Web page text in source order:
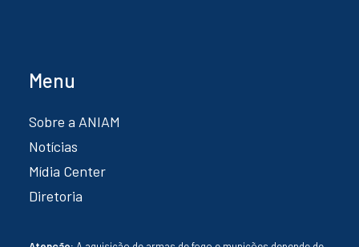
Menu
Sobre a ANIAM
Notícias
Mídia Center
Diretoria